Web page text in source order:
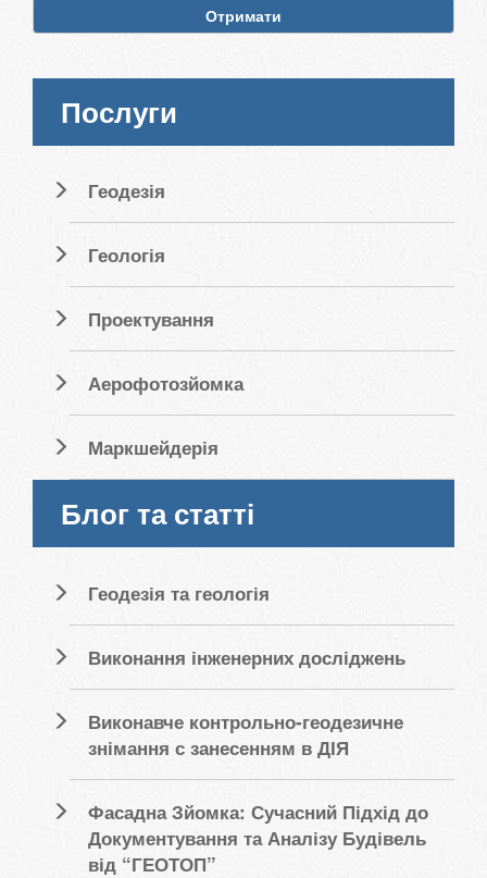
Отримати
Послуги
Геодезія
Геологія
Проектування
Аерофотозйомка
Маркшейдерія
Блог та статті
Геодезія та геологія
Виконання інженерних досліджень
Виконавче контрольно-геодезичне
знімання с занесенням в ДІЯ
Фасадна Зйомка: Сучасний Підхід до
Документування та Аналізу Будівель
від “ГЕОТОП”